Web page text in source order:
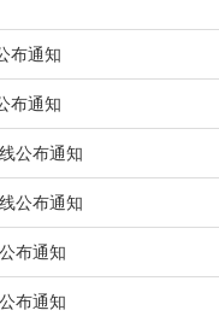
布通知
布通知
公布通知
公布通知
布通知
布通知